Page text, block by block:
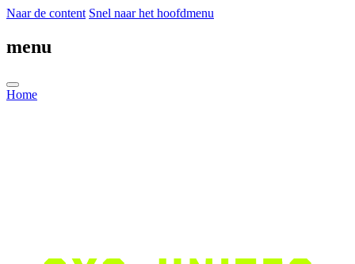
Naar de content Snel naar het hoofdmenu
menu
Home